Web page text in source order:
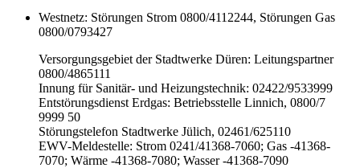
Westnetz: Störungen Strom 0800/4112244, Störungen Gas
0800/0793427
Versorgungsgebiet der Stadtwerke Düren: Leitungspartner
0800/4865111
Innung für Sanitär- und Heizungstechnik: 02422/9533999
Entstörungsdienst Erdgas: Betriebsstelle Linnich, 0800/7
9999 50
Störungstelefon Stadtwerke Jülich, 02461/625110
EWV-Meldestelle: Strom 0241/41368-7060; Gas -41368-
7070; Wärme -41368-7080; Wasser -41368-7090